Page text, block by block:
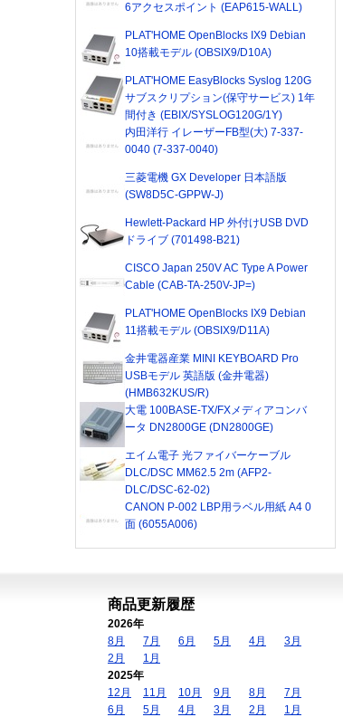
6アクセスポイント (EAP615-WALL)
PLAT'HOME OpenBlocks IX9 Debian
10搭載モデル (OBSIX9/D10A)
PLAT'HOME EasyBlocks Syslog 120G
サブスクリプション(保守サービス) 1年
間付き (EBIX/SYSLOG120G/1Y)
内田洋行 イレーザーFB型(大) 7-337-
0040 (7-337-0040)
三菱電機 GX Developer 日本語版
(SW8D5C-GPPW-J)
Hewlett-Packard HP 外付けUSB DVD
ドライブ (701498-B21)
CISCO Japan 250V AC Type A Power
Cable (CAB-TA-250V-JP=)
PLAT'HOME OpenBlocks IX9 Debian
11搭載モデル (OBSIX9/D11A)
金井電器産業 MINI KEYBOARD Pro
USBモデル 英語版 (金井電器)
(HMB632KUS/R)
大電 100BASE-TX/FXメディアコンバ
ータ DN2800GE (DN2800GE)
エイム電子 光ファイバーケーブル
DLC/DSC MM62.5 2m (AFP2-
DLC/DSC-62-02)
CANON P-002 LBP用ラベル用紙 A4 0
面 (6055A006)
商品更新履歴
2026年
8月
7月 6月 5月 4月
3月
2月
1月
2025年
12月
11月 10月 9月 8月
7月
6月
5月 4月 3月 2月
1月